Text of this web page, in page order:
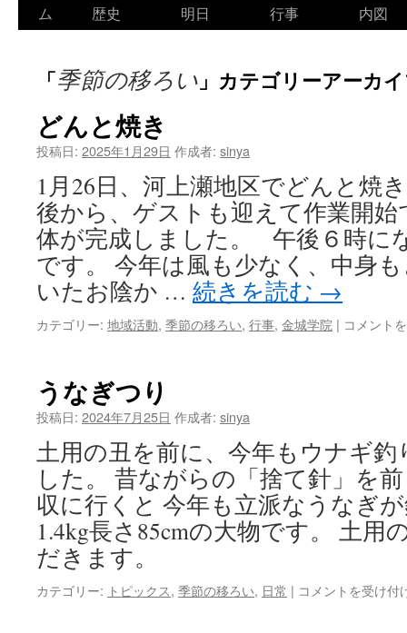
へ
キ
プ
ム
歴史
明日
行事
内図
「季節の移ろい 」カテゴリーアーカ
どんと焼き
投稿日: 2025年1月29日 作成者: sinya
1月26日、河上瀬地区でどんと焼
後から、ゲストも迎えて作業開始
体が完成しました。 午後６時に
です。 今年は風も少なく、中身
いたお陰か … 続きを読む →
カテゴリー: 地域活動, 季節の移ろい, 行事, 金城学院 | ど
コメント
うなぎつり
投稿日: 2024年7月25日 作成者: sinya
土用の丑を前に、今年もウナギ
した。 昔ながらの「捨て針」を
収に行くと 今年も立派なうなぎ
1.4kg長さ85cmの大物です。 土用
だきます。
カテゴリー: トピックス, 季節の移ろい, 日常 | う
コメントを受け付